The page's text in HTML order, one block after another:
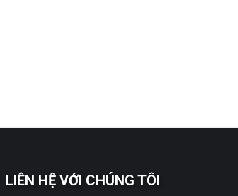
LIÊN HỆ VỚI CHÚNG TÔI